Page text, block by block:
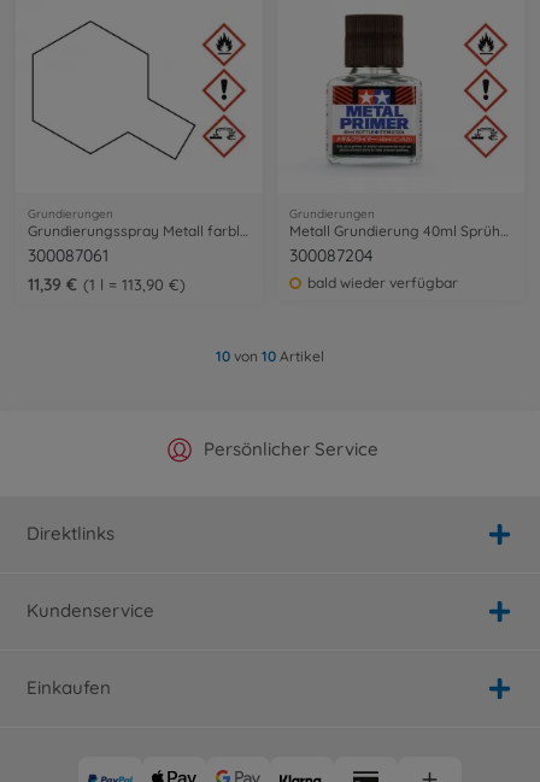
Grundierungen
Grundierungsspray Metall farblos 100ml
300087061
11,39 €
1 l = 113,90 €
Grundierungen
Metall Grundierung 40ml Sprüh-/Streich.
300087204
bald wieder verfügbar
10 von 10 Artikel
Offizieller Hersteller Shop
Persönlicher Service
Versandkostenfrei ab 25€
Schnelle Lieferung
Direktlinks
Kundenservice
Einkaufen